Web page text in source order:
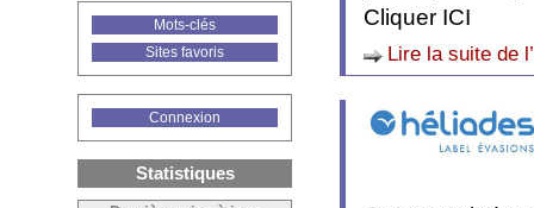
Cliquer ICI
Lire la suite de
Mots-clés
Sites favoris
Connexion
Statistiques